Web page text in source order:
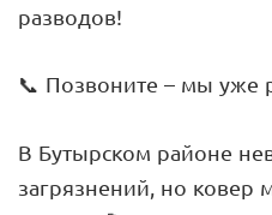
разводов!
📞 Позвоните – мы уже
В Бутырском районе
загрязнений, но ковер